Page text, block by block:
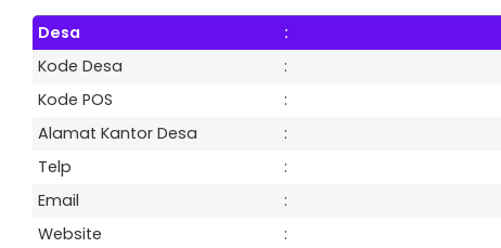
Desa
:
Kode Desa
:
Kode POS
:
Alamat Kantor Desa
:
Telp
:
Email
:
Website
: